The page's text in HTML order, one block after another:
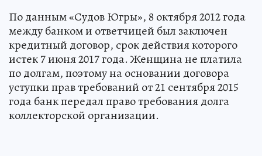
По данным «Судов Югры», 8 октября 2012 года
между банком и ответчицей был заключен
кредитный договор, срок действия которого
истек 7 июня 2017 года. Женщина не платила
по долгам, поэтому на основании договора
уступки прав требований от 21 сентября 2015
года банк передал право требования долга
коллекторской организации.